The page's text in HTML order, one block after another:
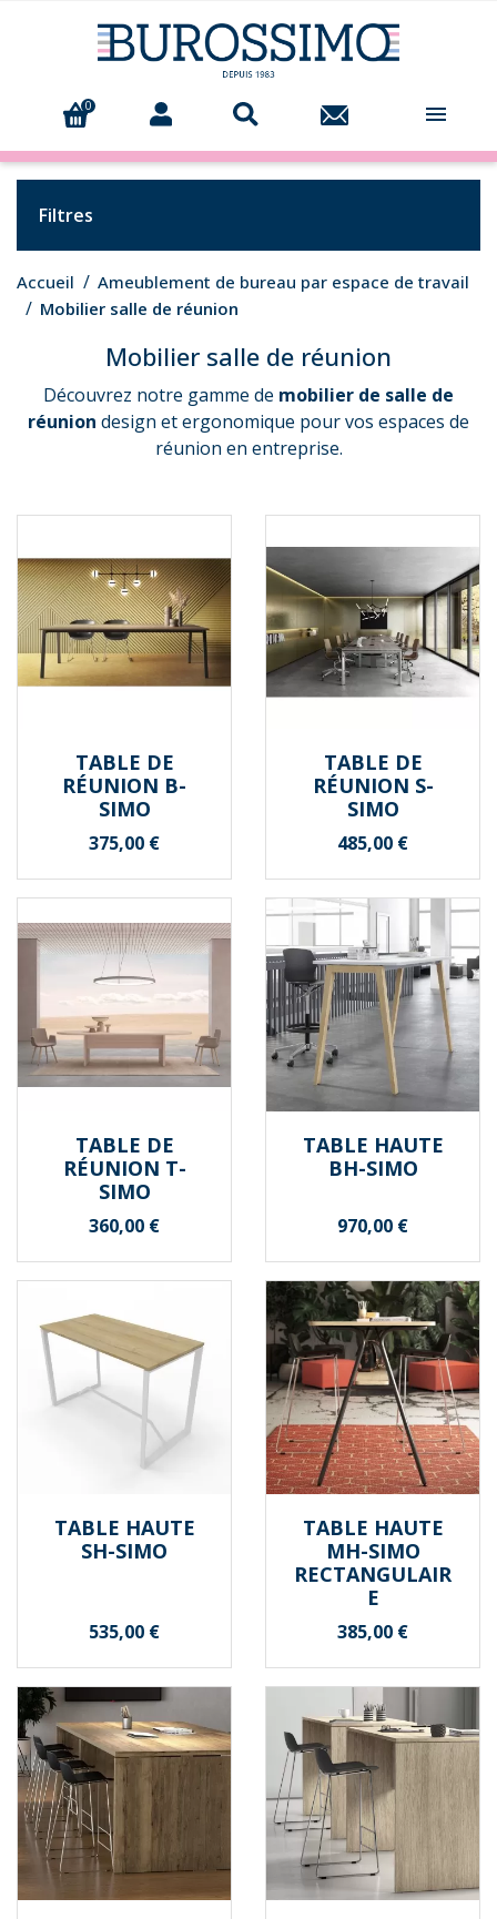
0 
Filtres
Accueil
Ameublement de bureau par espace de travail
Mobilier salle de réunion
Mobilier salle de réunion
Découvrez notre gamme de mobilier de salle de
réunion design et ergonomique pour vos espaces de
réunion en entreprise.
TABLE DE
RÉUNION B-
SIMO
Prix
375,00 €
TABLE DE
RÉUNION S-
SIMO
Prix
485,00 €
TABLE DE
RÉUNION T-
SIMO
Prix
360,00 €
TABLE HAUTE
BH-SIMO
Prix
970,00 €
TABLE HAUTE
SH-SIMO
Prix
535,00 €
TABLE HAUTE
MH-SIMO
RECTANGULAIR
E
Prix
385,00 €